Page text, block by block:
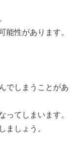
能性があります。
でしまうことがあ
ってしまいます。
ましょう。